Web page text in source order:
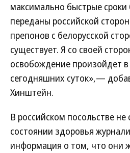
максимально быстрые
переданы российской
препонов с белорусской
существует. Я со своей
освобождение произойдет
сегодняшних суток»,—
Хинштейн.
В российском посольстве не
состоянии здоровья
информация о том, что они